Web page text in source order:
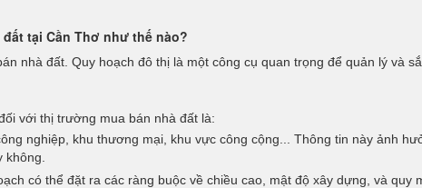
tại Cần Thơ như thế nào?
nhà đất. Quy hoạch đô thị là một công cụ quan trọng để quản lý và
với thị trường mua bán nhà đất là:
nghiệp, khu thương mại, khu vực công cộng... Thông tin này ảnh
có thể đặt ra các ràng buộc về chiều cao, mật độ xây dựng, và